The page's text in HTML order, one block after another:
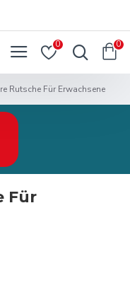
0 0
Rutsche Für Erwachsene
Für